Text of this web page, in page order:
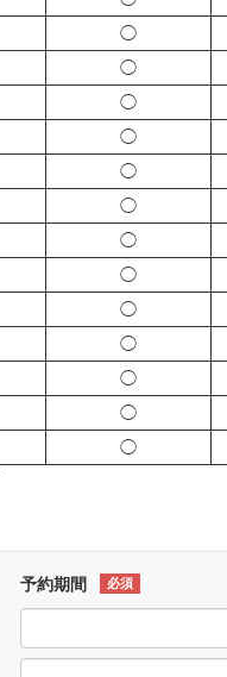
◯
◯
◯
◯
◯
◯
◯
◯
◯
◯
◯
◯
◯
予約期間 必須